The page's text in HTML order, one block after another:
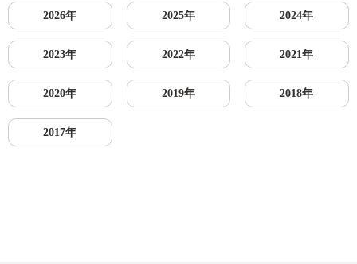
2026年 2025年 2024年
2023年 2022年 2021年
2020年 2019年 2018年
2017年